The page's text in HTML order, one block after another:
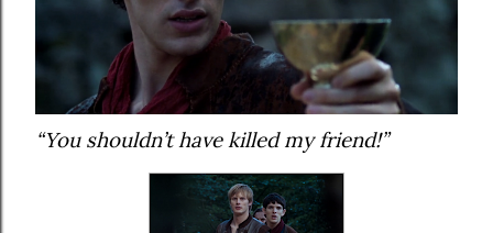
“You shouldn’t have killed my friend!”